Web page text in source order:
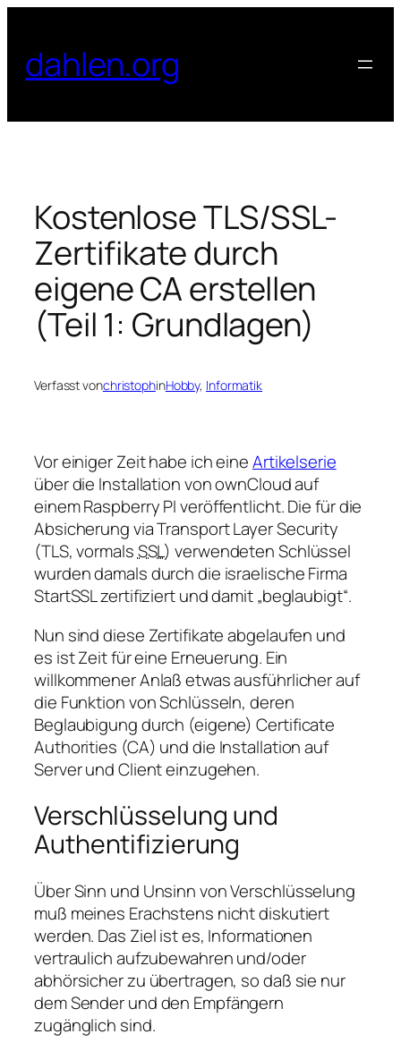
springen
dahlen.org
Kostenlose TLS/SSL-
Zertifikate durch
eigene CA erstellen
(Teil 1: Grundlagen)
Verfasst vonchristophinHobby, Informatik
Vor einiger Zeit habe ich eineArtikelserie
über die Installation von ownCloud auf
einem Raspberry PI veröffentlicht. Die für die
Absicherung viaTransport Layer Security
(TLS, vormalsSSL) verwendeten Schlüssel
wurden damals durch die israelische Firma
StartSSL zertifiziert und damit beglaubigt .
Nun sind diese Zertifikate abgelaufen und
es ist Zeit für eine Erneuerung. Ein
willkommener Anlaß etwas ausführlicher auf
die Funktion von Schlüsseln, deren
Beglaubigung durch (eigene)Certificate
Authorities (CA) und die Installation auf
Server und Client einzugehen.
Verschlüsselung und
Authentifizierung
Über Sinn und Unsinn von Verschlüsselung
muß meines Erachstens nicht diskutiert
werden. Das Ziel ist es, Informationen
vertraulich aufzubewahren und/oder
abhörsicher zu übertragen, so daß sie nur
dem Sender und den Empfängern
zugänglich sind.